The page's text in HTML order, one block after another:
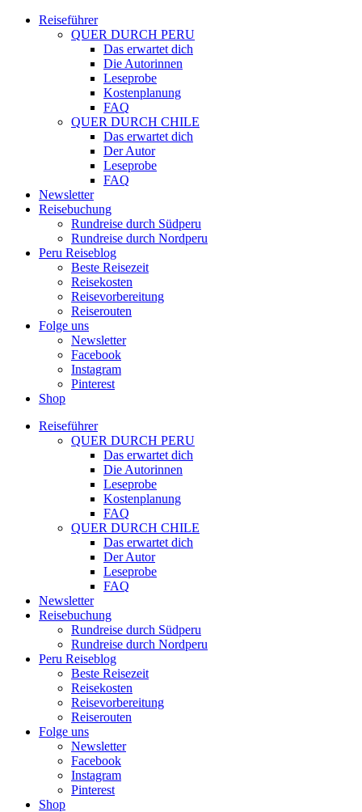
Reiseführer
QUER DURCH PERU
Das erwartet dich
Die Autorinnen
Leseprobe
Kostenplanung
FAQ
QUER DURCH CHILE
Das erwartet dich
Der Autor
Leseprobe
FAQ
Newsletter
Reisebuchung
Rundreise durch Südperu
Rundreise durch Nordperu
Peru Reiseblog
Beste Reisezeit
Reisekosten
Reisevorbereitung
Reiserouten
Folge uns
Newsletter
Facebook
Instagram
Pinterest
Shop
Reiseführer
QUER DURCH PERU
Das erwartet dich
Die Autorinnen
Leseprobe
Kostenplanung
FAQ
QUER DURCH CHILE
Das erwartet dich
Der Autor
Leseprobe
FAQ
Newsletter
Reisebuchung
Rundreise durch Südperu
Rundreise durch Nordperu
Peru Reiseblog
Beste Reisezeit
Reisekosten
Reisevorbereitung
Reiserouten
Folge uns
Newsletter
Facebook
Instagram
Pinterest
Shop